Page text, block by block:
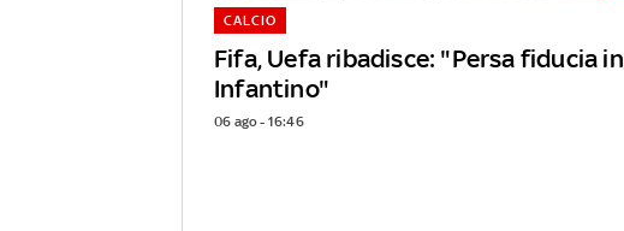
Fifa, Uefa ribadisce: "Persa fiducia in
Infantino"
CALCIO
06 ago - 16:46